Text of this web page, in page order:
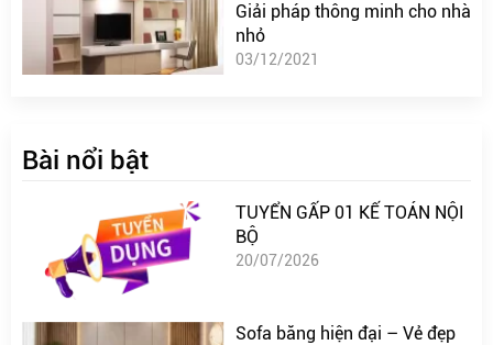
Giải pháp thông minh cho nhà
nhỏ
03/12/2021
Bài nổi bật
TUYỂN GẤP 01 KẾ TOÁN NỘI
BỘ
20/07/2026
Sofa băng hiện đại – Vẻ đẹp